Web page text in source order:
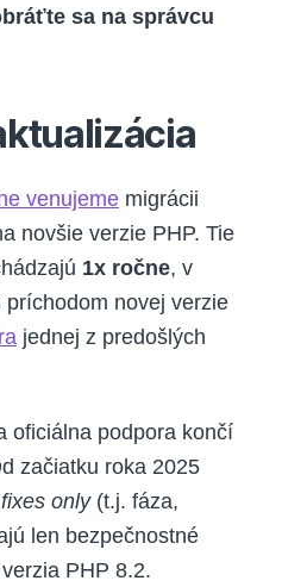
sa na správcu
venujeme migrácii
novšie verzie PHP. Tie
1x ročne, v
novej verzie
jednej z predošlých
oficiálna podpora končí
začiatku roka 2025
only(t.j. fáza,
len bezpečnostné
PHP 8.2.